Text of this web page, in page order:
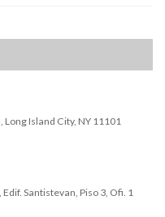
Island City, NY 11101
Santistevan, Piso 3, Ofi. 1